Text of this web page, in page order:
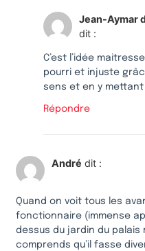
Jean-Aymar
dit :
C’est l’idée
pourri et injuste
sens et en y
Répondre
André dit :
Quand on voit tous les
fonctionnaire (immense
dessus du jardin du
comprends qu’il fasse